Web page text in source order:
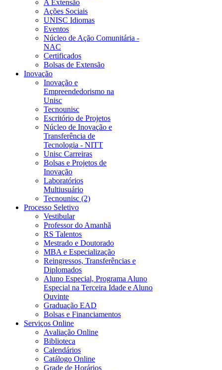
A Extensão
Ações Sociais
UNISC Idiomas
Eventos
Núcleo de Ação Comunitária -
NAC
Certificados
Bolsas de Extensão
Inovação
Inovação e
Empreendedorismo na
Unisc
Tecnounisc
Escritório de Projetos
Núcleo de Inovação e
Transferência de
Tecnologia - NITT
Unisc Carreiras
Bolsas e Projetos de
Inovação
Laboratórios
Multiusuário
Tecnounisc (2)
Processo Seletivo
Vestibular
Professor do Amanhã
RS Talentos
Mestrado e Doutorado
MBA e Especialização
Reingressos, Transferências e
Diplomados
Aluno Especial, Programa Aluno
Especial na Terceira Idade e Aluno
Ouvinte
Graduação EAD
Bolsas e Financiamentos
Serviços Online
Avaliação Online
Biblioteca
Calendários
Catálogo Online
Grade de Horários